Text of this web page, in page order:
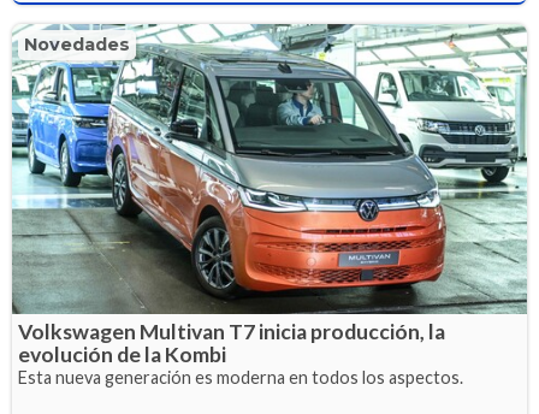
Novedades
Volkswagen Multivan T7 inicia producción, la
evolución de la Kombi
Esta nueva generación es moderna en todos los aspectos.